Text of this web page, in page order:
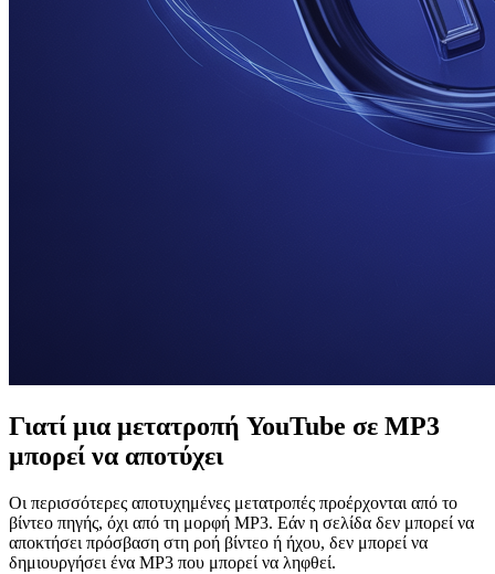
Γιατί μια μετατροπή YouTube σε MP3
μπορεί να αποτύχει
Οι περισσότερες αποτυχημένες μετατροπές προέρχονται από το
βίντεο πηγής, όχι από τη μορφή MP3. Εάν η σελίδα δεν μπορεί να
αποκτήσει πρόσβαση στη ροή βίντεο ή ήχου, δεν μπορεί να
δημιουργήσει ένα MP3 που μπορεί να ληφθεί.